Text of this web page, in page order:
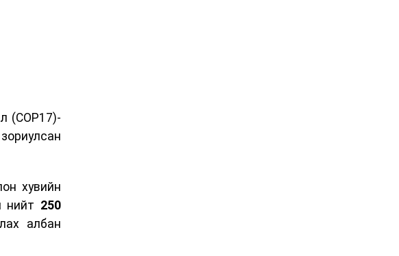
(COP17)-
хувийн
нийт 250
албан